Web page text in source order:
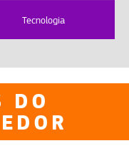
Tecnologia
DO